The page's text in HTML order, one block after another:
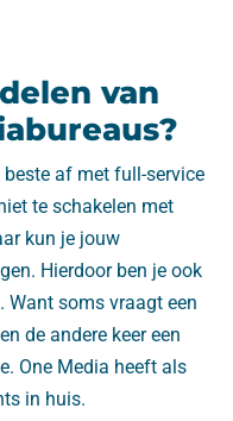
van
beste af met full-service
te schakelen met
kun je jouw
Hierdoor ben je ook
Want soms vraagt een
de andere keer een
One Media heeft als
in huis.